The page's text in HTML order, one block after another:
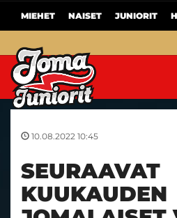
MIEHET NAISET JUNIORIT
10.08.2022 10:45
SEURAAVAT
KUUKAUDEN